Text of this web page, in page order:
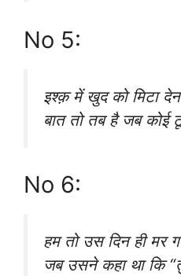
No 5:
इश्क़ में खुद को मिटा
बात तो तब है जब
No 6:
हम तो उस दिन ही मर
जब उसने कहा था कि